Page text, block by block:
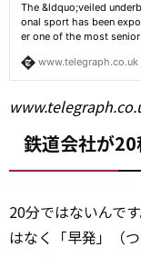
鉄道会社が
20分ではないんで
はなく「早発」（